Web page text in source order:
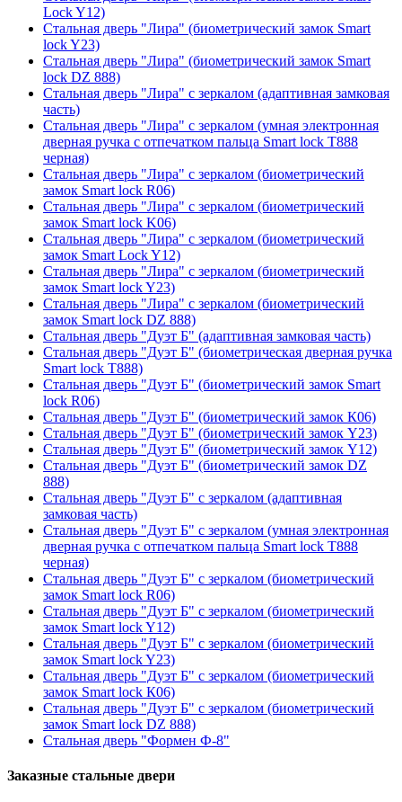
Lock Y12)
Стальная дверь "Лира" (биометрический замок Smart
lock Y23)
Стальная дверь "Лира" (биометрический замок Smart
lock DZ 888)
Стальная дверь "Лира" с зеркалом (адаптивная замковая
часть)
Стальная дверь "Лира" с зеркалом (умная электронная
дверная ручка с отпечатком пальца Smart lock T888
черная)
Стальная дверь "Лира" с зеркалом (биометрический
замок Smart lock R06)
Стальная дверь "Лира" с зеркалом (биометрический
замок Smart lock K06)
Стальная дверь "Лира" с зеркалом (биометрический
замок Smart Lock Y12)
Стальная дверь "Лира" с зеркалом (биометрический
замок Smart lock Y23)
Стальная дверь "Лира" с зеркалом (биометрический
замок Smart lock DZ 888)
Стальная дверь "Дуэт Б" (адаптивная замковая часть)
Стальная дверь "Дуэт Б" (биометрическая дверная ручка
Smart lock T888)
Стальная дверь "Дуэт Б" (биометрический замок Smart
lock R06)
Стальная дверь "Дуэт Б" (биометрический замок К06)
Стальная дверь "Дуэт Б" (биометрический замок Y23)
Стальная дверь "Дуэт Б" (биометрический замок Y12)
Стальная дверь "Дуэт Б" (биометрический замок DZ
888)
Стальная дверь "Дуэт Б" с зеркалом (адаптивная
замковая часть)
Стальная дверь "Дуэт Б" с зеркалом (умная электронная
дверная ручка с отпечатком пальца Smart lock T888
черная)
Стальная дверь "Дуэт Б" с зеркалом (биометрический
замок Smart lock R06)
Стальная дверь "Дуэт Б" с зеркалом (биометрический
замок Smart lock Y12)
Стальная дверь "Дуэт Б" с зеркалом (биометрический
замок Smart lock Y23)
Стальная дверь "Дуэт Б" с зеркалом (биометрический
замок Smart lock К06)
Стальная дверь "Дуэт Б" с зеркалом (биометрический
замок Smart lock DZ 888)
Стальная дверь "Формен Ф-8"
Заказные стальные двери